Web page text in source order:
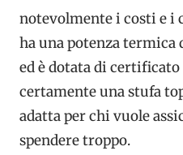
notevolmente i costi e i
ha una potenza termica
ed è dotata di certificato
certamente una stufa
adatta per chi vuole
spendere troppo.